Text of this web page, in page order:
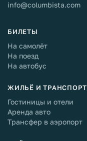
info@columbista.com
БИЛЕТЫ
На самолёт
На поезд
На автобус
ЖИЛЬЁ И ТРАНСПОРТ
Гостиницы и отели
Аренда авто
Трансфер в аэропорт